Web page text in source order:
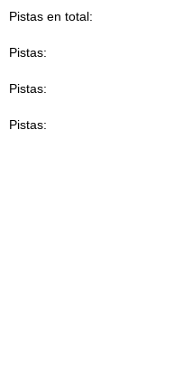
Pistas en total:
Pistas:
Pistas:
Pistas: